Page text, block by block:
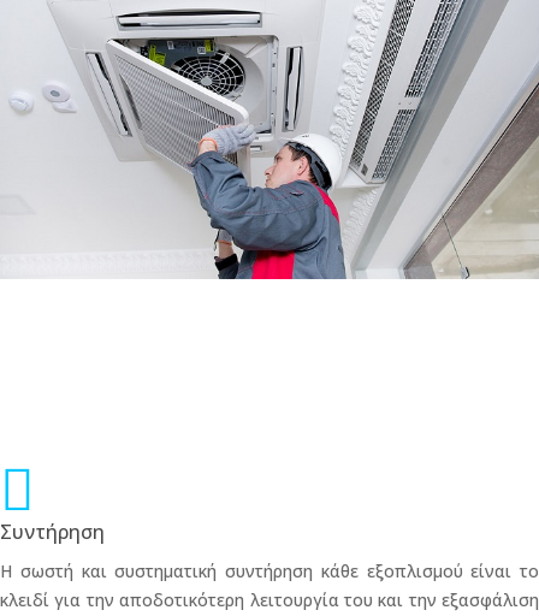
Συντήρηση
Η σωστή και συστηματική συντήρηση κάθε εξοπλισμού είναι το
κλειδί για την αποδοτικότερη λειτουργία του και την εξασφάλιση